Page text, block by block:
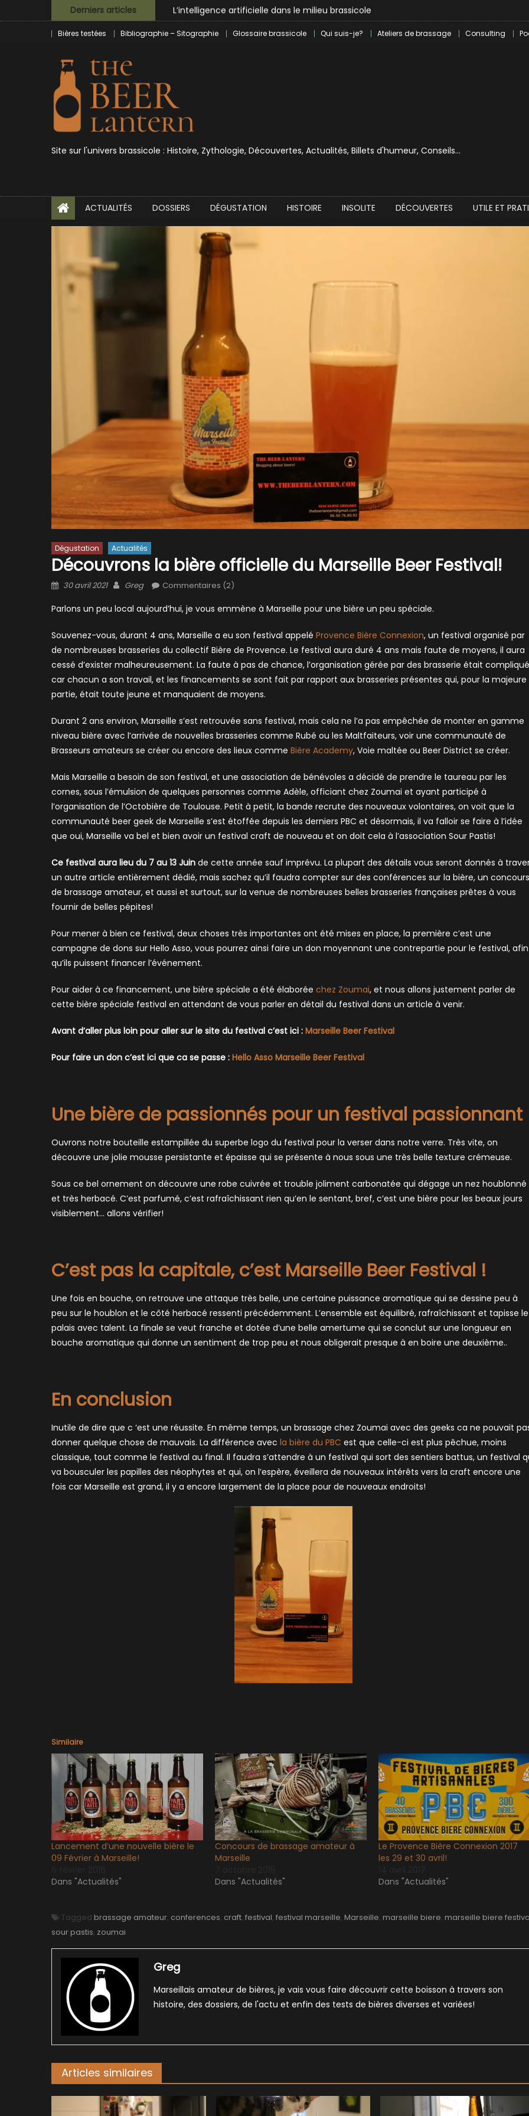
to
Derniers articles
L’intelligence artificielle dans le milieu brassicole
BrewDog racheté par Tilray pour une bouchée de pain ?
Bières et célébrités
Bières testées Bibliographie – Sitographie Glossaire brassicole Qui suis-je? Ateliers de brassage Consulting
Site sur l'univers brassicole : Histoire, Zythologie, Découvertes, Actualités, Billets d'humeur, Conseils…
ACTUALITÉS DOSSIERS DÉGUSTATION HISTOIRE INSOLITE DÉCOUVERTES UTILE ET
Dégustation Actualités
Découvrons la bière officielle du Marseille Beer Festival!
Posted
30 avril 2021 Author
Greg Commentaires (2)
Parlons un peu local aujourd’hui, je vous emmène à Marseille pour une bière un peu spéciale.
Souvenez-vous, durant 4 ans, Marseille a eu son festival appelé Provence Bière Connexion, un festival organisé par
de nombreuses brasseries du collectif Bière de Provence. Le festival aura duré 4 ans mais faute de moyens, il aura
cessé d’exister malheureusement. La faute à pas de chance, l’organisation gérée par des brasserie était
car chacun a son travail, et les financements se sont fait par rapport aux brasseries présentes qui, pour la majeure
partie, était toute jeune et manquaient de moyens.
Durant 2 ans environ, Marseille s’est retrouvée sans festival, mais cela ne l’a pas empêchée de monter en gamme
niveau bière avec l’arrivée de nouvelles brasseries comme Rubé ou les Maltfaiteurs, voir une communauté de
Brasseurs amateurs se créer ou encore des lieux comme Bière Academy, Voie maltée ou Beer District se créer.
Mais Marseille a besoin de son festival, et une association de bénévoles a décidé de prendre le taureau par les
cornes, sous l’émulsion de quelques personnes comme Adèle, officiant chez Zoumai et ayant participé à
l’organisation de l’Octobière de Toulouse. Petit à petit, la bande recrute des nouveaux volontaires, on voit que la
communauté beer geek de Marseille s’est étoffée depuis les derniers PBC et désormais, il va falloir se faire à l’idée
que oui, Marseille va bel et bien avoir un festival craft de nouveau et on doit cela à l’association Sour Pastis!
Ce festival aura lieu du 7 au 13 Juin de cette année sauf imprévu. La plupart des détails vous seront donnés à
un autre article entièrement dédié, mais sachez qu’il faudra compter sur des conférences sur la bière, un concours
de brassage amateur, et aussi et surtout, sur la venue de nombreuses belles brasseries françaises prêtes à vous
fournir de belles pépites!
Pour mener à bien ce festival, deux choses très importantes ont été mises en place, la première c’est une
campagne de dons sur Hello Asso, vous pourrez ainsi faire un don moyennant une contrepartie pour le festival, afin
qu’ils puissent financer l’événement.
Pour aider à ce financement, une bière spéciale a été élaborée chez Zoumai, et nous allons justement parler de
cette bière spéciale festival en attendant de vous parler en détail du festival dans un article à venir.
Avant d’aller plus loin pour aller sur le site du festival c’est ici : Marseille Beer Festival
Pour faire un don c’est ici que ca se passe : Hello Asso Marseille Beer Festival
Une bière de passionnés pour un festival passionnant
Ouvrons notre bouteille estampillée du superbe logo du festival pour la verser dans notre verre. Très vite, on
découvre une jolie mousse persistante et épaisse qui se présente à nous sous une très belle texture crémeuse.
Sous ce bel ornement on découvre une robe cuivrée et trouble joliment carbonatée qui dégage un nez houblonné
et très herbacé. C’est parfumé, c’est rafraîchissant rien qu’en le sentant, bref, c’est une bière pour les beaux jours
visiblement… allons vérifier!
C’est pas la capitale, c’est Marseille Beer Festival !
Une fois en bouche, on retrouve une attaque très belle, une certaine puissance aromatique qui se dessine peu à
peu sur le houblon et le côté herbacé ressenti précédemment. L’ensemble est équilibré, rafraîchissant et tapisse le
palais avec talent. La finale se veut franche et dotée d’une belle amertume qui se conclut sur une longueur en
bouche aromatique qui donne un sentiment de trop peu et nous obligerait presque à en boire une deuxième..
En conclusion
Inutile de dire que c ‘est une réussite. En même temps, un brassage chez Zoumai avec des geeks ca ne pouvait
donner quelque chose de mauvais. La différence avec la bière du PBC est que celle-ci est plus pêchue, moins
classique, tout comme le festival au final. Il faudra s’attendre à un festival qui sort des sentiers battus, un festival
va bousculer les papilles des néophytes et qui, on l’espère, éveillera de nouveaux intérêts vers la craft encore une
fois car Marseille est grand, il y a encore largement de la place pour de nouveaux endroits!
Similaire
Lancement d’une nouvelle bière le
09 Février à Marseille!
Dans "Actualités"
Concours de brassage amateur à
Marseille
Dans "Actualités"
Le Provence Bière Connexion 2017
les 29 et 30 avril!
Dans "Actualités"
Tagged brassage amateur, conferences, craft, festival, festival marseille, Marseille, marseille biere, marseille biere
sour pastis, zoumai
Greg
Marseillais amateur de bières, je vais vous faire découvrir cette boisson à travers son
histoire, des dossiers, de l'actu et enfin des tests de bières diverses et variées!
Articles similaires